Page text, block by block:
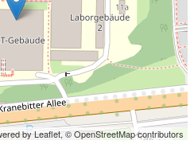
by Leaflet,© OpenStreetMap contributors